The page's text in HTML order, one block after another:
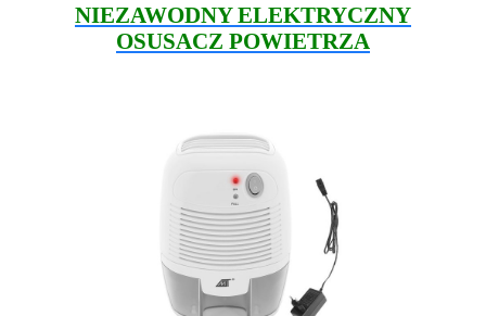
NIEZAWODNY ELEKTRYCZNY
OSUSACZ POWIETRZA